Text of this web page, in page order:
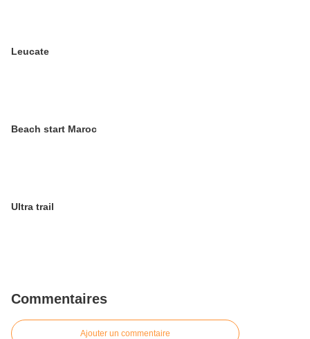
Leucate
Beach start Maroc
Ultra trail
Commentaires
Ajouter un commentaire